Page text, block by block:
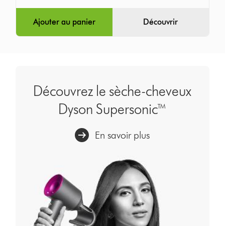
Ajouter au panier Découvrir
Découvrez le sèche-cheveux
Dyson Supersonic™
En savoir plus